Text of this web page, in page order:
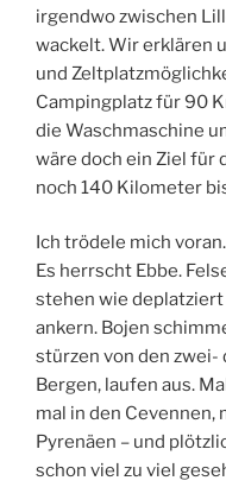
irgendwo zwischen
wackelt. Wir erklären
und
Campingplatz für 90
die Waschmaschine
wäre doch ein Ziel für
noch 140 Kilometer
Ich trödele mich
Es herrscht Ebbe.
stehen wie
ankern. Bojen
stürzen von den
Bergen, laufen aus.
mal in den Cevennen,
Pyrenäen – und
schon viel zu viel